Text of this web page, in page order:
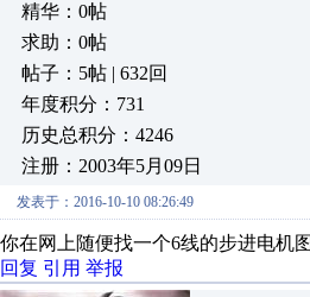
精华：0帖
求助：0帖
帖子：5帖 | 632回
年度积分：731
历史总积分：4246
注册：2003年5月09日
发表于：2016-10-10 08:26:49
你在网上随便找一个6线的步进电机
回复 引用 举报